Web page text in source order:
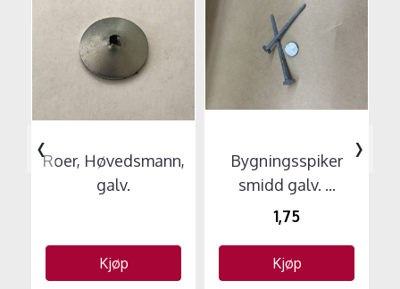
Roer, Høvedsmann,
galv.
Kjøp
Bygningsspiker
smidd galv. ...
1,75
Kjøp
‹ ›